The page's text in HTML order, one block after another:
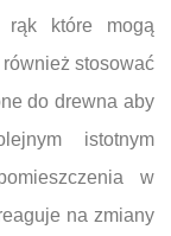
rąk które mogą
stosować
do drewna aby
istotnym
w
na zmiany